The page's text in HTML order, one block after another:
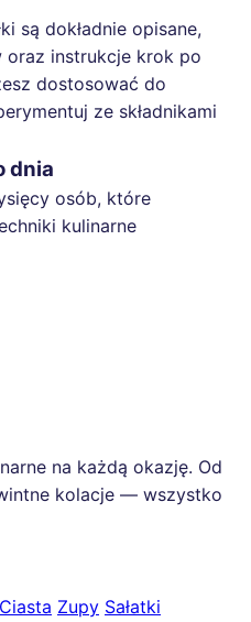
są dokładnie opisane,
oraz instrukcje krok po
dostosować do
ze składnikami
dnia
osób, które
kulinarne
na każdą okazję. Od
kolacje — wszystko
Ciasta Zupy Sałatki